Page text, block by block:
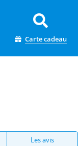
Carte cadeau
Les avis